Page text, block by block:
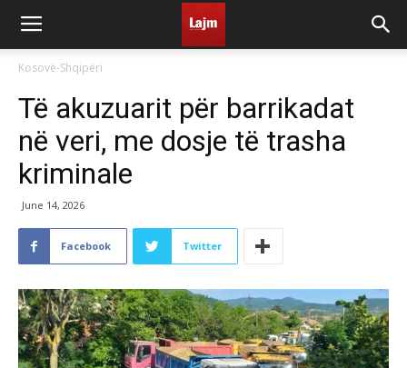
Kosovë-Shqipëri
Të akuzuarit për barrikadat
në veri, me dosje të trasha
kriminale
June 14, 2026
Facebook Twitter